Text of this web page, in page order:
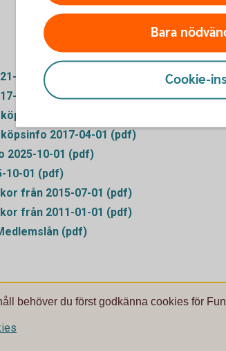
02-01 (pdf)
04-01 (pdf)
2021-02-01 (pdf)
2017-04-01 (pdf)
2025-10-01 (pdf)
10-01 (pdf)
från 2015-07-01 (pdf)
från 2011-01-01 (pdf)
(pdf)
behöver du först godkänna cookies för
Bara
Cookie-